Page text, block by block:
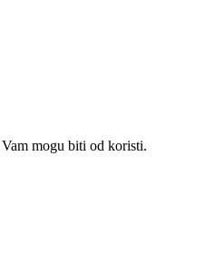
mogu biti od koristi.